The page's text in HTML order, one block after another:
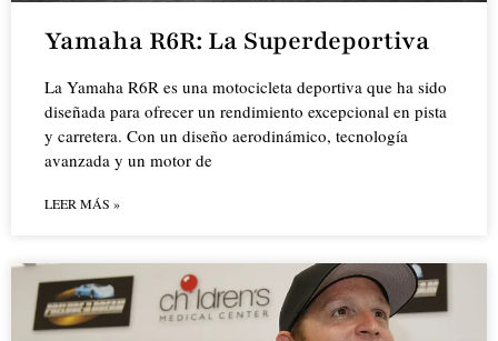
Yamaha R6R: La Superdeportiva
La Yamaha R6R es una motocicleta deportiva que ha sido
diseñada para ofrecer un rendimiento excepcional en pista
y carretera. Con un diseño aerodinámico, tecnología
avanzada y un motor de
LEER MÁS »